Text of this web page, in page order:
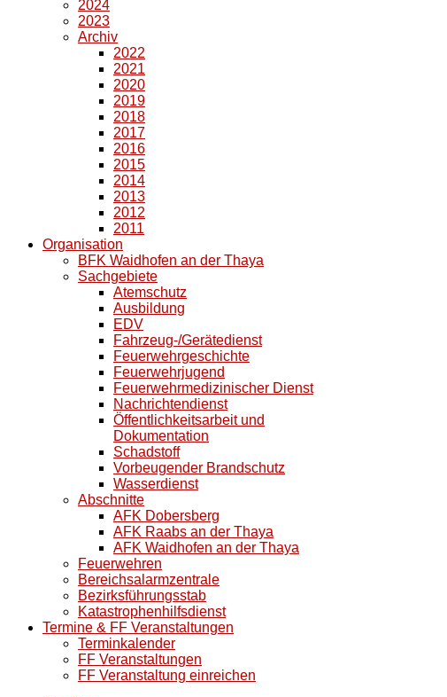
2024
2023
Archiv
2022
2021
2020
2019
2018
2017
2016
2015
2014
2013
2012
2011
Organisation
BFK Waidhofen an der Thaya
Sachgebiete
Atemschutz
Ausbildung
EDV
Fahrzeug-/Gerätedienst
Feuerwehrgeschichte
Feuerwehrjugend
Feuerwehrmedizinischer Dienst
Nachrichtendienst
Öffentlichkeitsarbeit und
Dokumentation
Schadstoff
Vorbeugender Brandschutz
Wasserdienst
Abschnitte
AFK Dobersberg
AFK Raabs an der Thaya
AFK Waidhofen an der Thaya
Feuerwehren
Bereichsalarmzentrale
Bezirksführungsstab
Katastrophenhilfsdienst
Termine & FF Veranstaltungen
Terminkalender
FF Veranstaltungen
FF Veranstaltung einreichen